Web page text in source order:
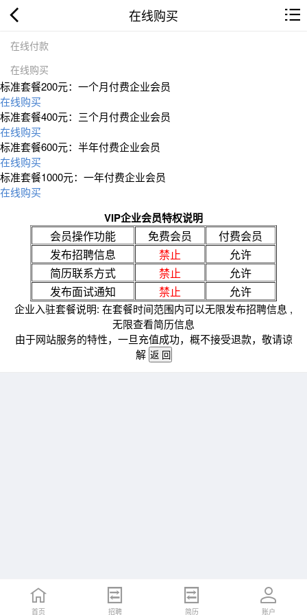
在线购买
在线付款
在线购买
标准套餐200元：一个月付费企业会员
在线购买
标准套餐400元：三个月付费企业会员
在线购买
标准套餐600元：半年付费企业会员
在线购买
标准套餐1000元：一年付费企业会员
在线购买
VIP企业会员特权说明
会员操作功能 免费会员
付费会员
发布招聘信息
禁止
允许
简历联系方式
禁止
允许
发布面试通知
禁止 允许
企业入驻套餐说明: 在套餐时间范围内可以无限发布招聘信息 ,
无限查看简历信息
由于网站服务的特性，一旦充值成功，概不接受退款，敬请谅
解
首页 招聘 简历 账户